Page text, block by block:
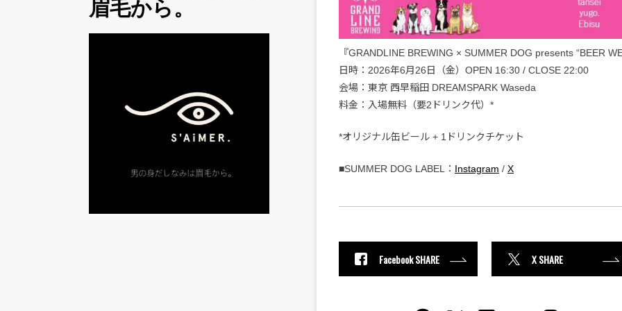
『GRANDLINE BREWING × SUMMER DOG presents “BEER
日時：2026年6月26日（金）OPEN 16:30 / CLOSE 22:00
会場：東京 西早稲田 DREAMSPARK Waseda
料金：入場無料（要2ドリンク代）*
*オリジナル缶ビール + 1ドリンクチケット
■SUMMER DOG LABEL： Instagram / X
Facebook SHARE X SHARE